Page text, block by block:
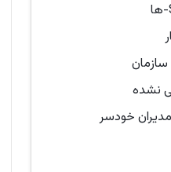
سازمان
نشده
خودسر